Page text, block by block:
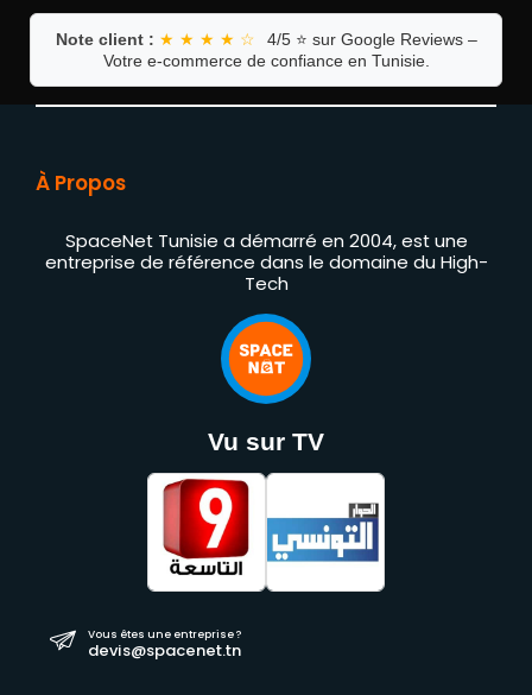
Note client : ★ ★ ★ ★ ☆
4/5 ⭐ sur Google Reviews –
Votre e-commerce de confiance en Tunisie.
À Propos
SpaceNet Tunisie a démarré en 2004, est une
entreprise de référence dans le domaine du High-
Tech
Vu sur TV
Vous êtes une entreprise ?
devis@spacenet.tn